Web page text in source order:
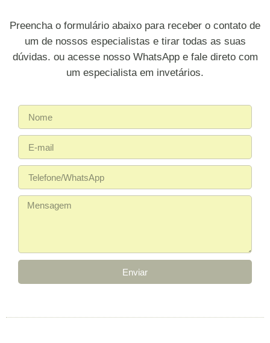
Preencha o formulário abaixo para receber o contato de
um de nossos especialistas e tirar todas as suas
dúvidas. ou acesse nosso WhatsApp e fale direto com
um especialista em invetários.
Enviar